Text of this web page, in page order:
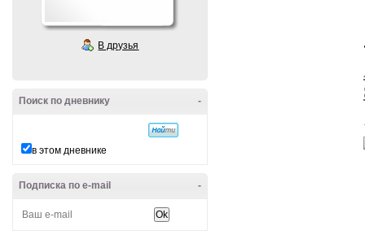
В друзья
-
Поиск по дневнику
в этом дневнике
-
Подписка по e-mail